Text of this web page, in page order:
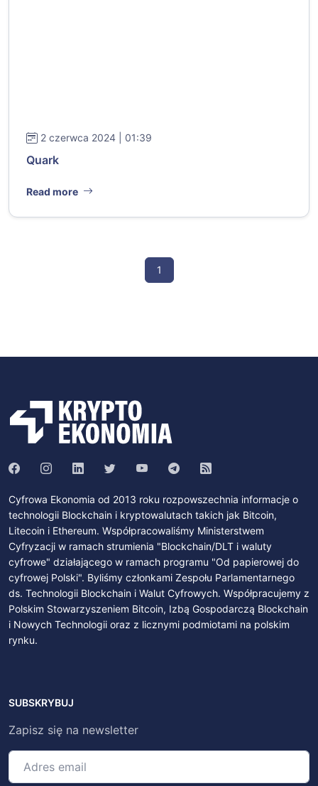
2 czerwca 2024 | 01:39
Quark
Read more
1
Cyfrowa Ekonomia od 2013 roku rozpowszechnia informacje o
technologii Blockchain i kryptowalutach takich jak Bitcoin,
Litecoin i Ethereum. Współpracowaliśmy Ministerstwem
Cyfryzacji w ramach strumienia "Blockchain/DLT i waluty
cyfrowe" działającego w ramach programu "Od papierowej do
cyfrowej Polski". Byliśmy członkami Zespołu Parlamentarnego
ds. Technologii Blockchain i Walut Cyfrowych. Współpracujemy z
Polskim Stowarzyszeniem Bitcoin, Izbą Gospodarczą Blockchain
i Nowych Technologii oraz z licznymi podmiotami na polskim
rynku.
SUBSKRYBUJ
Zapisz się na newsletter